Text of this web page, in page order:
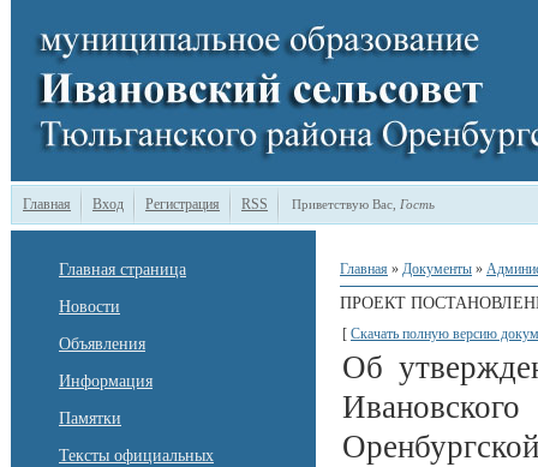
Главная Вход Регистрация RSS Приветствую Вас Гость
Главная страница
Новости
Объявления
Информация
Памятки
Тексты официальных
Главная » Документы »
ПРОЕКТ
[ Скачать полную версию
Об